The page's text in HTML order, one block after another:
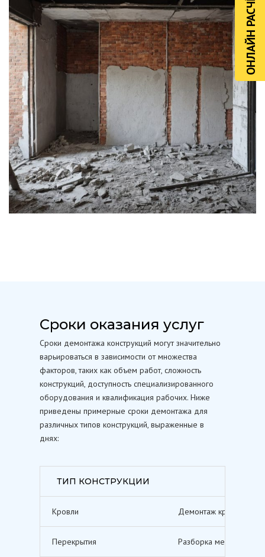
ОНЛАЙН РАСЧЁТ
Сроки оказания услуг
Сроки демонтажа конструкций могут значительно
варьироваться в зависимости от множества
факторов, таких как объем работ, сложность
конструкций, доступность специализированного
оборудования и квалификация рабочих. Ниже
приведены примерные сроки демонтажа для
различных типов конструкций, выраженные в
днях:
ТИП КОНСТРУКЦИИ
Кровли Демонтаж кровельных
Перекрытия Разборка межэтажных